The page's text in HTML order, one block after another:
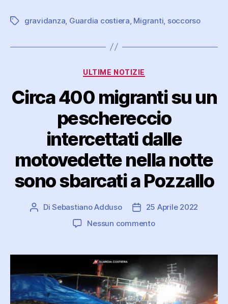
Tag gravidanza Guardia costiera Migranti soccorso
Categorie
ULTIME NOTIZIE
Circa 400 migranti su un
peschereccio
intercettati dalle
motovedette nella notte
sono sbarcati a Pozzallo
Autore
DiSebastiano Adduso
Data
dell'articolo
25 Aprile 2022
Nessun commentosu
migranti
su
un
peschereccio
intercettati